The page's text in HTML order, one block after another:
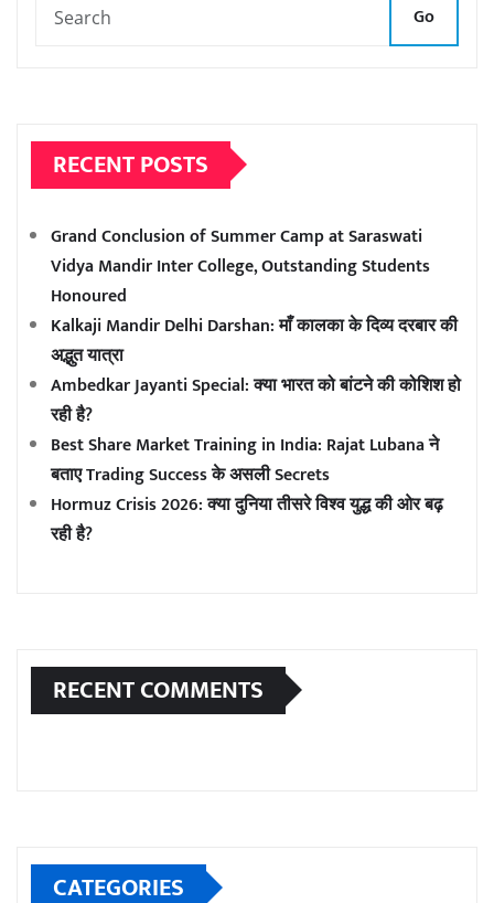
Go
RECENT POSTS
Grand Conclusion of Summer Camp at Saraswati
Vidya Mandir Inter College, Outstanding Students
Honoured
Kalkaji Mandir Delhi Darshan: माँ कालका के दिव्य दरबार की
अद्भुत यात्रा
Ambedkar Jayanti Special: क्या भारत को बांटने की कोशिश हो
रही है?
Best Share Market Training in India: Rajat Lubana ने
बताए Trading Success के असली Secrets
Hormuz Crisis 2026: क्या दुनिया तीसरे विश्व युद्ध की ओर बढ़
रही है?
RECENT COMMENTS
CATEGORIES